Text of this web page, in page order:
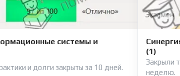
системы и
и долги закрыты за 10 дней.
(1)
Закрыли
неделю.